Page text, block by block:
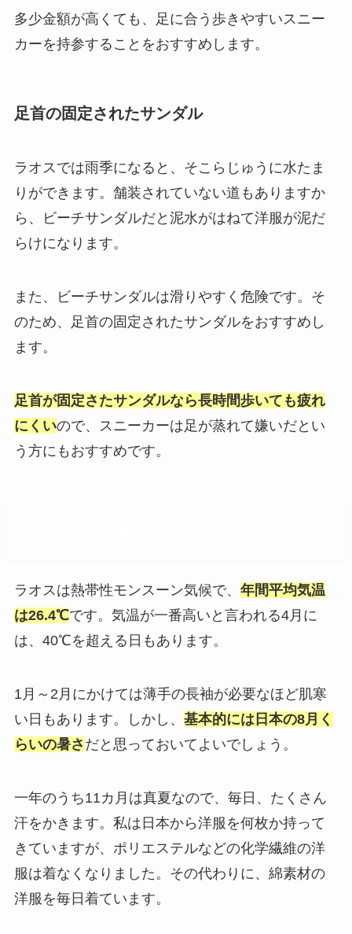
多少金額が高くても、足に合う歩きやすいスニー
カーを持参することをおすすめします。
足首の固定されたサンダル
ラオスでは雨季になると、そこらじゅうに水たま
りができます。舗装されていない道もありますか
ら、ビーチサンダルだと泥水がはねて洋服が泥だ
らけになります。
また、ビーチサンダルは滑りやすく危険です。そ
のため、足首の固定されたサンダルをおすすめし
ます。
足首が固定さたサンダルなら長時間歩いても疲れ
にくいので、スニーカーは足が蒸れて嫌いだとい
う方にもおすすめです。
ラオスは熱帯性モンスーン気候で、 年間平均気温
は26.4℃です。気温が一番高いと言われる4月に
は、40℃を超える日もあります。
1月～2月にかけては薄手の長袖が必要なほど肌寒
い日もあります。しかし、 基本的には日本の8月く
らいの暑さ だと思っておいてよいでしょう。
一年のうち11カ月は真夏なので、毎日、たくさん
汗をかきます。私は日本から洋服を何枚か持って
きていますが、ポリエステルなどの化学繊維の洋
服は着なくなりました。その代わりに、綿素材の
洋服を毎日着ています。